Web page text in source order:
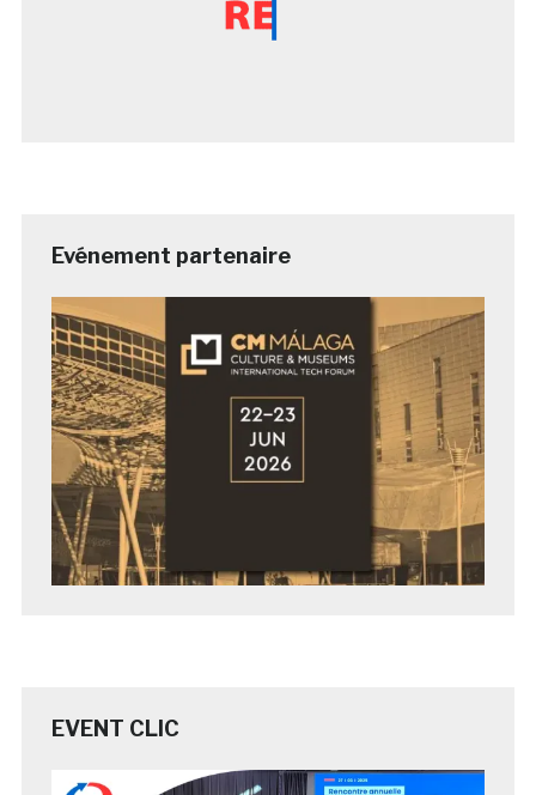
Evénement partenaire
EVENT CLIC